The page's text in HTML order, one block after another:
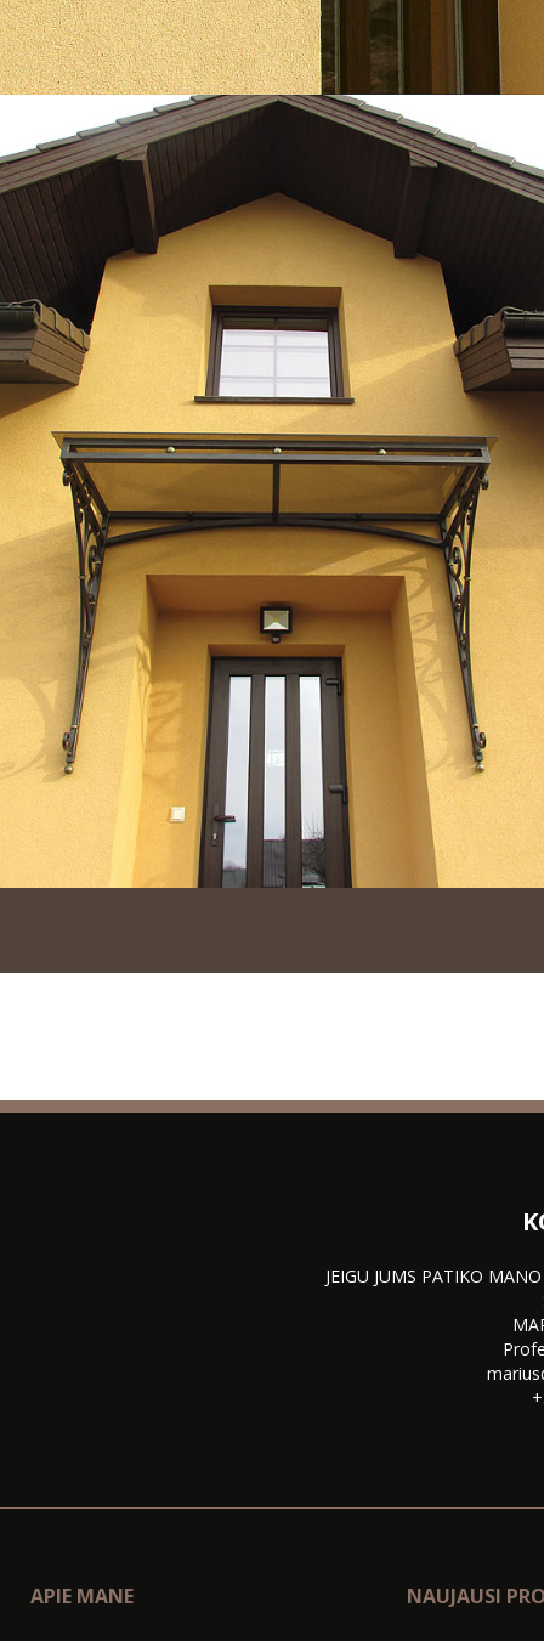
JEIGU JUMS PATIKO
APIE MANE NAUJAUSI